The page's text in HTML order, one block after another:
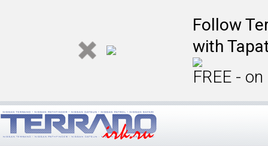
Follow
with
FREE -